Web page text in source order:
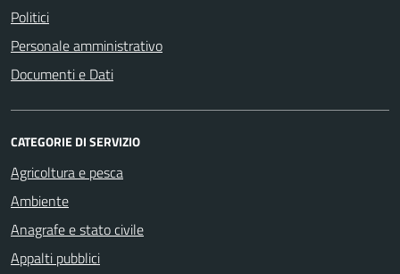
Politici
Personale amministrativo
Documenti e Dati
CATEGORIE DI SERVIZIO
Agricoltura e pesca
Ambiente
Anagrafe e stato civile
Appalti pubblici